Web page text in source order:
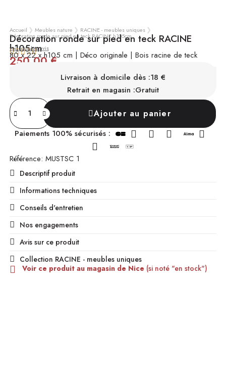
Accueil Meubles nature RACINE - meubles uniques
Décoration ronde sur pied en teck RACINE h105cm
Décoration ronde sur pied en teck RACINE
h105cm

voir tous les avis
80 x 22 x h105 cm | Déco originale | Bois racine de teck
250,00 €TTC
SUR COMMANDE
Chez vous sous 2 à 4 semaines
Livraison à domicile dès :18 €
Retrait en magasin :Gratuit
Ajouter au panier
Paiements 100% sécurisés :
Référence MUSTSC 1
Descriptif produit
Informations techniques
Conseils d'entretien
Nos engagements
Avis sur ce produit
Collection RACINE - meubles uniques
Voir ce produit au magasin de Nice (si noté "en stock")